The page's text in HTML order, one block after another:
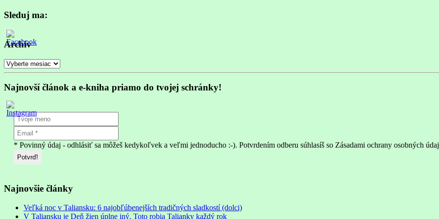
Sleduj ma:
Archív
Archív
Najnovší článok a e-kniha priamo do tvojej schránky!
* Povinný údaj - odhlásiť sa môžeš kedykoľvek a veľmi jednoducho :-). Potvrdením odberu súhlasíš so Zásadami ochrany osobných
Najnovšie články
Veľká noc v Taliansku: 6 najobľúbenejších tradičných sladkostí (dolci)
V Taliansku je Deň žien úplne iný. Toto robia Talianky každý rok